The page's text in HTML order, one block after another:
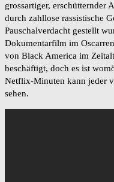
grossartiger, erschütternder
durch zahllose rassistische
Pauschalverdacht gestellt
Dokumentarfilm im
von Black America im
beschäftigt, doch es ist
Netflix-Minuten kann jeder
sehen.